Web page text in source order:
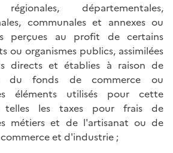
départementales,
communales et annexes ou
perçues au profit de certains
ou organismes publics, assimilées
directs et établies à raison de
du fonds de commerce ou
éléments utilisés pour cette
telles les taxes pour frais de
métiers et de l'artisanat ou de
et d'industrie ;